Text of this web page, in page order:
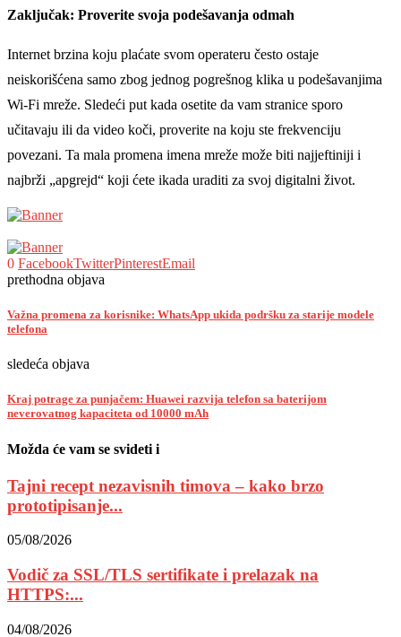
Zaključak: Proverite svoja podešavanja odmah
Internet brzina koju plaćate svom operateru često ostaje
neiskorišćena samo zbog jednog pogrešnog klika u podešavanjima
Wi-Fi mreže. Sledeći put kada osetite da vam stranice sporo
učitavaju ili da video koči, proverite na koju ste frekvenciju
povezani. Ta mala promena imena mreže može biti najjeftiniji i
najbrži „apgrejd“ koji ćete ikada uraditi za svoj digitalni život.
0 FacebookTwitterPinterestEmail
prethodna objava
Važna promena za korisnike: WhatsApp ukida podršku za starije modele
telefona
sledeća objava
Kraj potrage za punjačem: Huawei razvija telefon sa baterijom
neverovatnog kapaciteta od 10000 mAh
Možda će vam se svideti i
Tajni recept nezavisnih timova – kako brzo
prototipisanje...
05/08/2026
Vodič za SSL/TLS sertifikate i prelazak na
HTTPS:...
04/08/2026